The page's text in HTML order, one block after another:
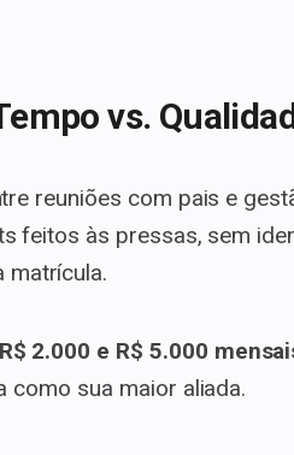
vs.
reuniões com pais e
feitos às pressas, sem
matrícula.
R$ 2.000 e R$ 5.000
como sua maior aliada.